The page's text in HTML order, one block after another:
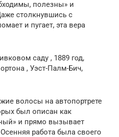
полезны» и
столкнувшись с
и пугает, эта вера
саду , 1889 год,
, Уэст-Палм-Бич,
волосы на автопортрете
был описан как
и прямо вызывает
работа была своего